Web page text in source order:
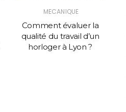
MECANIQUE
Comment évaluer la
qualité du travail d’un
horloger à Lyon ?